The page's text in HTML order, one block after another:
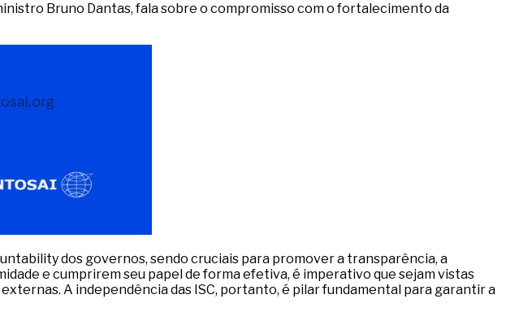
Bruno Dantas, fala sobre o compromisso com o fortalecimento da
dos governos, sendo cruciais para promover a transparência, a
e cumprirem seu papel de forma efetiva, é imperativo que sejam vistas
A independência das ISC, portanto, é pilar fundamental para garantir a